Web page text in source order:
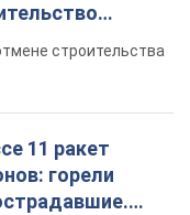
строительства
11 ракет
горели